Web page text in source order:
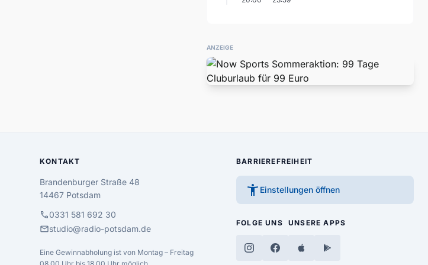
ANZEIGE
KONTAKT
Brandenburger Straße 48
14467 Potsdam
call0331 581 692 30
mailstudio@radio-potsdam.de
Eine Gewinnabholung ist von Montag – Freitag
BARRIEREFREIHEIT
accessibility_new Einstellungen öffnen
FOLGE UNS UNSERE APPS